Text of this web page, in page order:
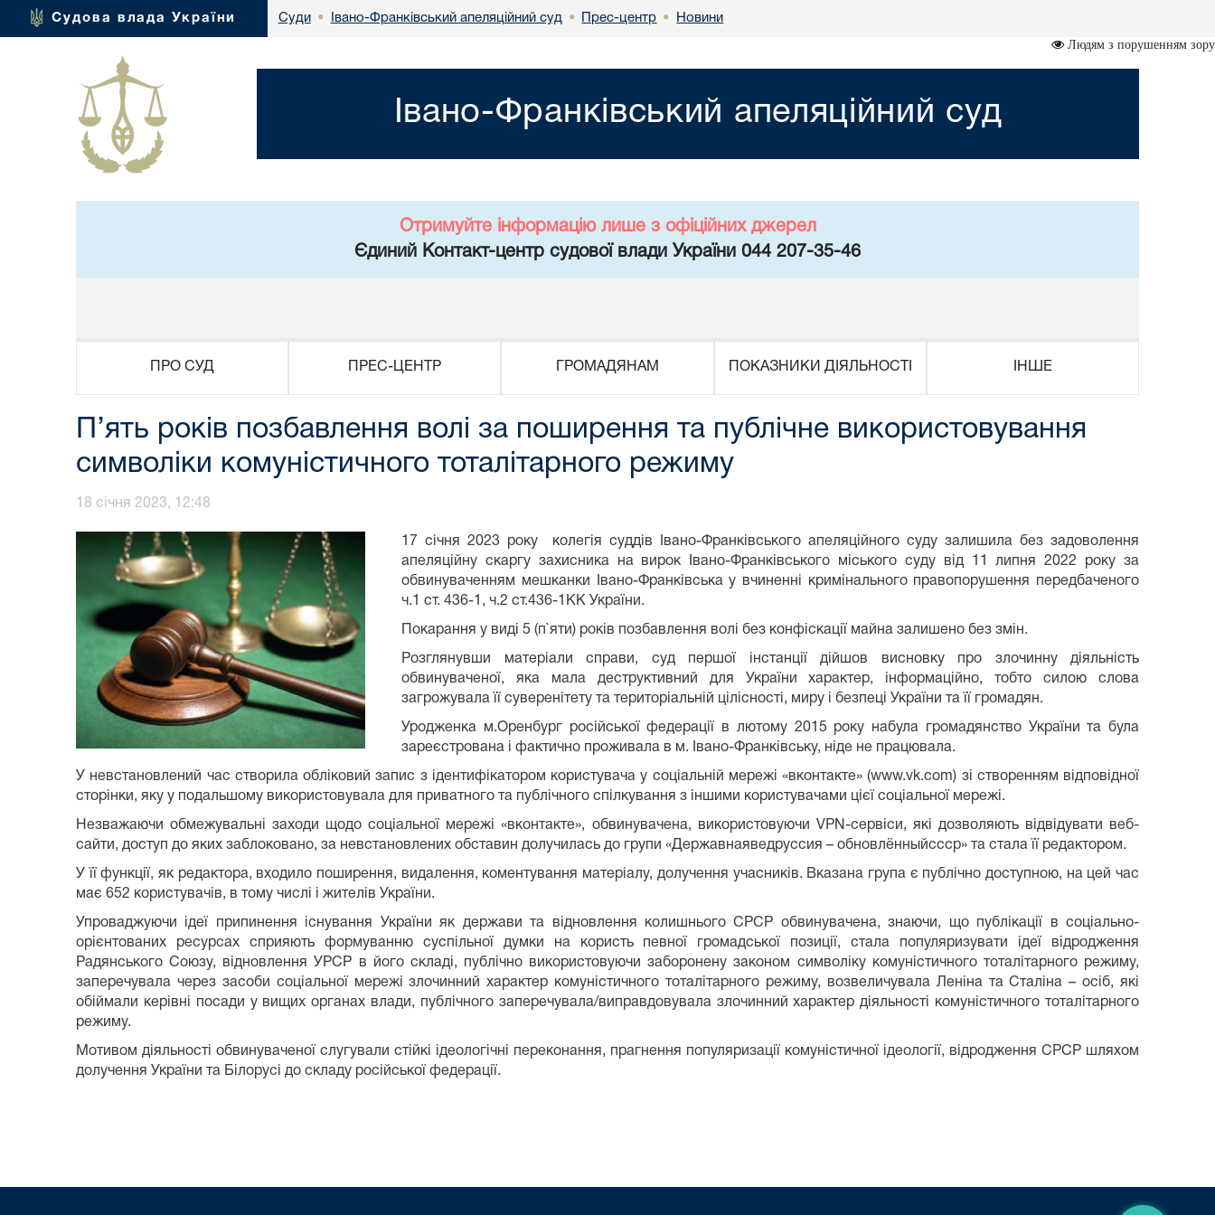
Судова влада України Суди • Івано-Франківський апеляційний суд • Прес-центр • Новини
Людям з порушенням зору
Івано-Франківський апеляційний суд
Отримуйте інформацію лише з офіційних джерел
Єдиний Контакт-центр судової влади України 044 207-35-46
ПРО СУД ПРЕС-ЦЕНТР ГРОМАДЯНАМ ПОКАЗНИКИ ДІЯЛЬНОСТІ ІНШЕ
П’ять років позбавлення волі за поширення та публічне використовування
символіки комуністичного тоталітарного режиму
18 січня 2023, 12:48
17 січня 2023 року колегія суддів Івано-Франківського апеляційного суду залишила без задоволення
апеляційну скаргу захисника на вирок Івано-Франківського міського суду від 11 липня 2022 року за
обвинуваченням мешканки Івано-Франківська у вчиненні кримінального правопорушення передбаченого
ч.1 ст. 436-1, ч.2 ст.436-1КК України.
Покарання у виді 5 (п`яти) років позбавлення волі без конфіскації майна залишено без змін.
Розглянувши матеріали справи, суд першої інстанції дійшов висновку про злочинну діяльність
обвинуваченої, яка мала деструктивний для України характер, інформаційно, тобто силою слова
загрожувала її суверенітету та територіальній цілісності, миру і безпеці України та її громадян.
Уродженка м.Оренбург російської федерації в лютому 2015 року набула громадянство України та була
зареєстрована і фактично проживала в м. Івано-Франківську, ніде не працювала.
У невстановлений час створила обліковий запис з ідентифікатором користувача у соціальній мережі «вконтакте» (www.vk.com) зі створенням відповідної
сторінки, яку у подальшому використовувала для приватного та публічного спілкування з іншими користувачами цієї соціальної мережі.
Незважаючи обмежувальні заходи щодо соціальної мережі «вконтакте», обвинувачена, використовуючи VPN-сервіси, які дозволяють відвідувати веб-
сайти, доступ до яких заблоковано, за невстановлених обставин долучилась до групи «Державнаяведруссия – обновлённыйссср» та стала її редактором.
У її функції, як редактора, входило поширення, видалення, коментування матеріалу, долучення учасників. Вказана група є публічно доступною, на цей час
має 652 користувачів, в тому числі і жителів України.
Упроваджуючи ідеї припинення існування України як держави та відновлення колишнього СРСР обвинувачена, знаючи, що публікації в соціально-
орієнтованих ресурсах сприяють формуванню суспільної думки на користь певної громадської позиції, стала популяризувати ідеї відродження
Радянського Союзу, відновлення УРСР в його складі, публічно використовуючи заборонену законом символіку комуністичного тоталітарного режиму,
заперечувала через засоби соціальної мережі злочинний характер комуністичного тоталітарного режиму, возвеличувала Леніна та Сталіна – осіб, які
обіймали керівні посади у вищих органах влади, публічного заперечувала/виправдовувала злочинний характер діяльності комуністичного тоталітарного
режиму.
Мотивом діяльності обвинуваченої слугували стійкі ідеологічні переконання, прагнення популяризації комуністичної ідеології, відродження СРСР шляхом
долучення України та Білорусі до складу російської федерації.